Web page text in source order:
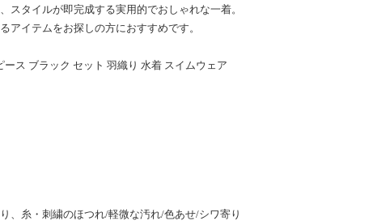
スタイルが即完成する実用的でおしゃれな一着。
アイテムをお探しの方におすすめです。
ス ブラック セット 羽織り 水着 スイムウェア
、糸・刺繍のほつれ/軽微な汚れ/色あせ/シワ寄り